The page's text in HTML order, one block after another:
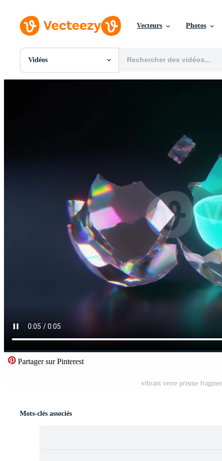
Vecteurs Photos
Vidéos
Toutes Images
Événements Éditoriaux
Partager sur Pinterest
vibrant verre prisme
Mots-clés associés